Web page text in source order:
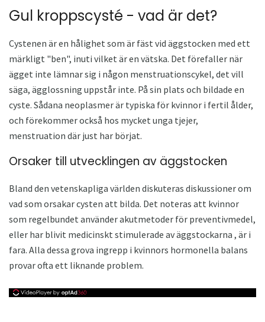
Gul kroppscysté - vad är det?
Cystenen är en hålighet som är fäst vid äggstocken med ett
märkligt "ben", inuti vilket är en vätska. Det förefaller när
ägget inte lämnar sig i någon menstruationscykel, det vill
säga, ägglossning uppstår inte. På sin plats och bildade en
cyste. Sådana neoplasmer är typiska för kvinnor i fertil ålder,
och förekommer också hos mycket unga tjejer,
menstruation där just har börjat.
Orsaker till utvecklingen av äggstocken
Bland den vetenskapliga världen diskuteras diskussioner om
vad som orsakar cysten att bilda. Det noteras att kvinnor
som regelbundet använder akutmetoder för preventivmedel,
eller har blivit medicinskt stimulerade av äggstockarna , är i
fara. Alla dessa grova ingrepp i kvinnors hormonella balans
provar ofta ett liknande problem.